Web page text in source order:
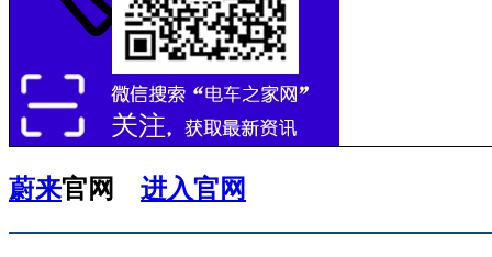
蔚来官网 进入官网